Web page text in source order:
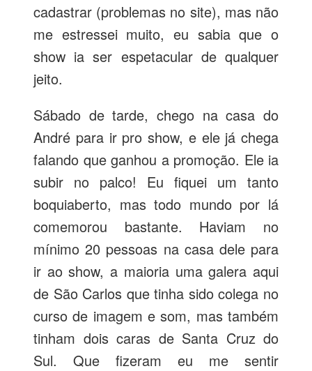
cadastrar (problemas no site), mas não
me estressei muito, eu sabia que o
show ia ser espetacular de qualquer
jeito.
Sábado de tarde, chego na casa do
André para ir pro show, e ele já chega
falando que ganhou a promoção. Ele ia
subir no palco! Eu fiquei um tanto
boquiaberto, mas todo mundo por lá
comemorou bastante. Haviam no
mínimo 20 pessoas na casa dele para
ir ao show, a maioria uma galera aqui
de São Carlos que tinha sido colega no
curso de imagem e som, mas também
tinham dois caras de Santa Cruz do
Sul. Que fizeram eu me sentir